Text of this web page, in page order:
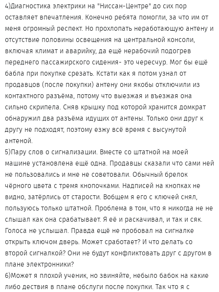
4)Диагностика электрики на "Ниссан-Центре" до сих пор
оставляет впечатления. Конечно ребята помогли, за что им от
меня огромный респект. Но прохлопать неработающую антену и
отсутствие половины освещения на центральной консоли,
включая климат и аварийку, да ещё нерабочий подогрев
переднего пассажирского сидения- это чересчур. Мог бы ещё
бабла при покупке срезать. Кстати как я потом узнал от
продавцов (после покупки) антену они якобы отключили из
контактного разъёма, потому что выезжая и въезжая она
сильно скрипела. Сняв крышку под которой хранится домкрат
обнаружил два разъёма идущих от антены. Только они друг к
другу не подходят, поэтому езжу всё время с высунутой
антеной.
5)Пару слов о сигнализации. Вместе со штатной на моей
машине установлена ещё одна. Продавцы сказали что сами ней
не пользовались и мне не советовали. Обычный брелок
чёрного цвета с тремя кнопочками. Надписей на кнопках не
видно, затёрлись от старости. Вобщем я его с ключей снял,
пользуюсь только штатной. Проблема в том, что я никогда не не
слышал как она срабатывает. Я её и раскачивал, и так и сяк.
Голоса не услышал. Правда ещё не пробовал на сигналке
открыть ключом дверь. Может сработает? И что делать со
второй сигналкой? Они не будут конфликтовать друг с другом в
плане электронники?
6)Может я плохой ученик, но звиняйте, небыло бабок на какие
либо дествия в плане обслуги после покупки. Так что я с